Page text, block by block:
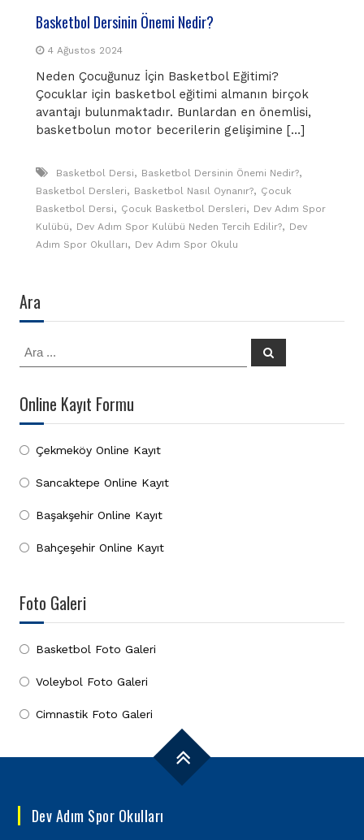
Basketbol Dersinin Önemi Nedir?
4 Ağustos 2024
Neden Çocuğunuz İçin Basketbol Eğitimi?
Çocuklar için basketbol eğitimi almanın birçok
avantajı bulunmaktadır. Bunlardan en önemlisi,
basketbolun motor becerilerin gelişimine […]
Basketbol Dersi, Basketbol Dersinin Önemi Nedir?,
Basketbol Dersleri, Basketbol Nasıl Oynanır?, Çocuk
Basketbol Dersi, Çocuk Basketbol Dersleri, Dev Adım Spor
Kulübü, Dev Adım Spor Kulübü Neden Tercih Edilir?, Dev
Adım Spor Okulları, Dev Adım Spor Okulu
Ara
Ara: Ara
Online Kayıt Formu
Çekmeköy Online Kayıt
Sancaktepe Online Kayıt
Başakşehir Online Kayıt
Bahçeşehir Online Kayıt
Foto Galeri
Basketbol Foto Galeri
Voleybol Foto Galeri
Cimnastik Foto Galeri
Dev Adım Spor Okulları